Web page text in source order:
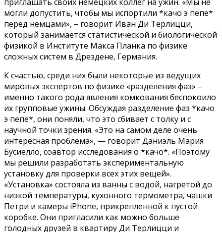
могли допустить, чтобы мы испортили *качо э пепе*
перед немцами», – говорит Иван Ди Терлицци,
который занимается статистической и биологической
физикой в Институте Макса Планка по физике
сложных систем в Дрездене, Германия.
К счастью, среди них были некоторые из ведущих
мировых экспертов по физике «разделения фаз» –
именно такого рода явления комкования беспокоило
их групповые ужины. Обсуждая разделение фаз *качо
э пепе*, они поняли, что это сбивает с толку и с
научной точки зрения. «Это на самом деле очень
интересная проблема», — говорит Даниэль Мария
Бусиелло, соавтор исследования о *качо*. «Поэтому
мы решили разработать экспериментальную
установку для проверки всех этих вещей».
«Установка» состояла из ванны с водой, нагретой до
низкой температуры, кухонного термометра, чашки
Петри и камеры iPhone, прикрепленной к пустой
коробке. Они пригласили как можно больше
голодных друзей в квартиру Ди Терлицци и